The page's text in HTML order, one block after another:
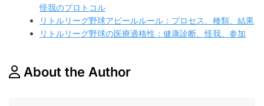
怪我のプロトコル
リトルリーグ野球アピールルール：プロセス、種類、結果
リトルリーグ野球の医療適格性：健康診断、怪我、参加
About the Author